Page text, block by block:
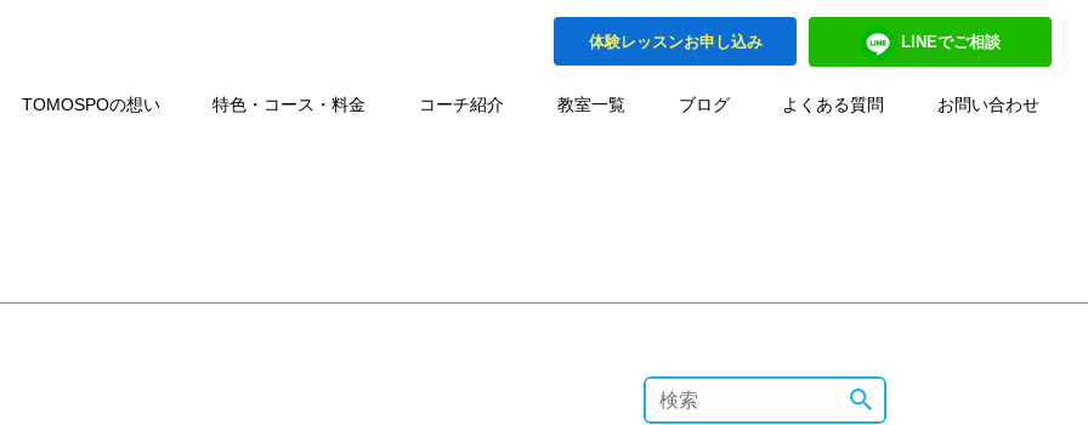
体験レッスンお申し込み LINEでご相談
TOMOSPOの想い 特色・コース・料金 コーチ紹介 教室一覧 ブログ よくある質問 お問い合わせ